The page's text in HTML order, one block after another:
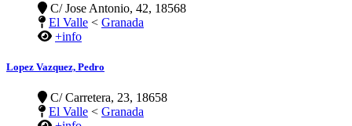
C/ Jose Antonio, 42, 18568
El Valle < Granada
+info
Lopez Vazquez, Pedro
C/ Carretera, 23, 18658
El Valle < Granada